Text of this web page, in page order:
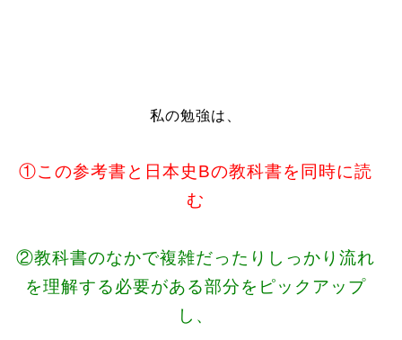
私の勉強は、
①この参考書と日本史Bの教科書を同時に読
む
②教科書のなかで複雑だったりしっかり流れ
を理解する必要がある部分をピックアップ
し、